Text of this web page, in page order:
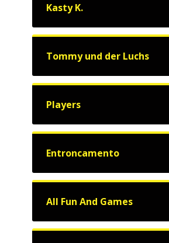
Kasty K.
Tommy und der Luchs
Players
Entroncamento
All Fun And Games